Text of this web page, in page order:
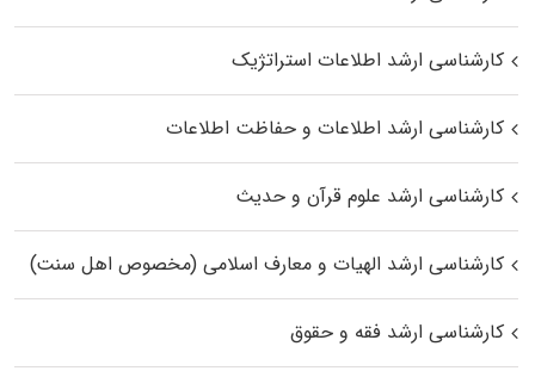
کارشناسی ارشد اطلاعات استراتژیک
کارشناسی ارشد اطلاعات و حفاظت اطلاعات
کارشناسی ارشد علوم قرآن و حدیث
کارشناسی ارشد الهیات و معارف اسلامی (مخصوص اهل سنت)
کارشناسی ارشد فقه و حقوق